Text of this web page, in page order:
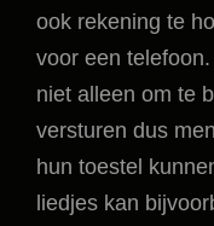
ook rekening te
voor een
niet alleen om te
versturen dus
hun toestel
liedjes kan